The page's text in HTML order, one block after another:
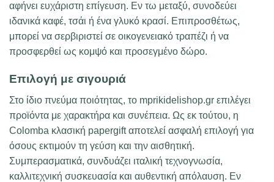
αφήνει ευχάριστη επίγευση. Εν τω μεταξύ, συνοδεύει
ιδανικά καφέ, τσάι ή ένα γλυκό κρασί. Επιπροσθέτως,
μπορεί να σερβιριστεί σε οικογενειακό τραπέζι ή να
προσφερθεί ως κομψό και προσεγμένο δώρο.
Επιλογή με σιγουριά
Στο ίδιο πνεύμα ποιότητας, το mprikidelishop.gr επιλέγει
προϊόντα με χαρακτήρα και συνέπεια. Ως εκ τούτου, η
Colomba κλασική papergift αποτελεί ασφαλή επιλογή για
όσους εκτιμούν τη γεύση και την αισθητική.
Συμπερασματικά, συνδυάζει ιταλική τεχνογνωσία,
καλλιτεχνική συσκευασία και αυθεντική απόλαυση. Εν